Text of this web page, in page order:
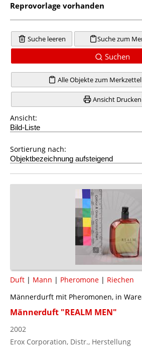
Reprovorlage vorhanden
Suche leeren Suche zum
Suchen
Alle Objekte zum
Ansicht Drucken
Ansicht:
Sortierung nach:
Duft | Mann | Pheromone | Riechen
Männerdurft mit Pheromonen, in
Männerduft "REALM MEN"
2002
Erox Corporation, Distr., Herstellung